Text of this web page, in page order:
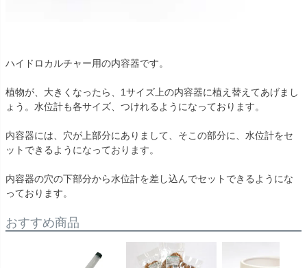
ハイドロカルチャー用の内容器です。
植物が、大きくなったら、1サイズ上の内容器に植え替えてあげまし
ょう。水位計も各サイズ、つけれるようになっております。
内容器には、穴が上部分にありまして、そこの部分に、水位計をセ
ットできるようになっております。
内容器の穴の下部分から水位計を差し込んでセットできるようにな
っております。
おすすめ商品